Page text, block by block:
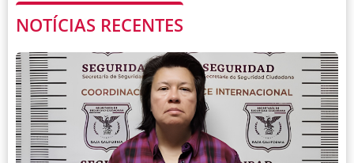
NOTÍCIAS RECENTES